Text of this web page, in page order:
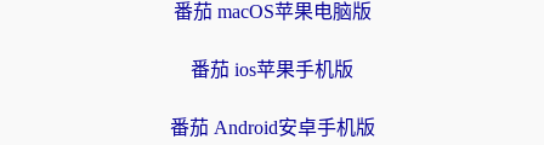
番茄 macOS苹果电脑版
番茄 ios苹果手机版
番茄 Android安卓手机版